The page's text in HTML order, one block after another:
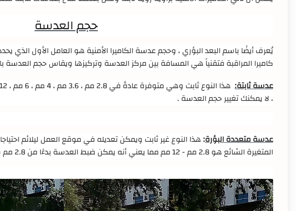
حجم العدسة
يُعرف أيضًا باسم البعد البؤري ، وحجم عدسة الكاميرا الأمنية هو العامل الأول الذي
كاميرا المراقبة فتقنياً هي المسافة بين مركز العدسة وتركيزها ويقاس حجم العدسة
عدسة ثابتة: هذا النوع ثابت وهي متوفرة عادةً في 2.8 مم ، 3.6 مم ، 4 مم ، 6 مم ، 12 مم ، إلخ
، لا يمكنك تغيير حجم العدسة .
عدسة متعددة البؤرة:هذا النوع غير ثابت ويمكن تعديله في موقع العمل ليلائم
المتغيرة الشائع هو 2.8 مم - 12 مم مما يعني أنه يمكن ضبط العدسة بدءًا من 2.8 مم وحتى 12 مم